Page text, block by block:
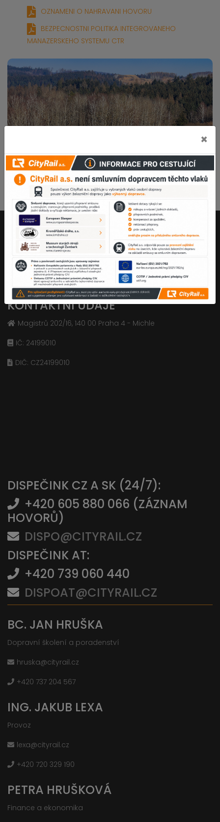
×
OZNAMENI O NAHRAVANI HOVORU
BEZPECNOSTNI POLITIKA INTEGROVANEHO
MANAZERSKEHO SYSTEMU CTR
Společnost je vedena u Městského soudu v Praze oddíl B,
vložka 17774.
KONTAKTNÍ ÚDAJE
Magistrů 202/16, 140 00 Praha 4 - Michle
IČ: 24199010
DIČ: CZ24199010
DISPEČINK CZ A SK (24/7):
+420 605 880 066 (ZÁZNAM
HOVORŮ)
DISPO@CITYRAIL.CZ
DISPEČINK AT:
+420 739 060 440
DISPOAT@CITYRAIL.CZ
BC. JAN HRUŠKA
Dopravní školení a poradenství
hruska@cityrail.cz
+420 737 204 567
ING. JAKUB LEXA
Provoz
lexa@cityrail.cz
+420 720 329 190
PETRA HRUŠKOVÁ
Finance a ekonomika